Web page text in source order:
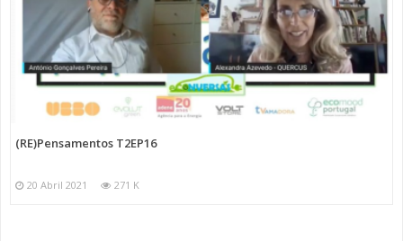
(RE)Pensamentos T2EP16
20 Abril 2021 271 K